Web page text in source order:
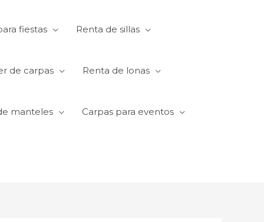
fiestas Renta de sillas
de carpas Renta de lonas
manteles Carpas para eventos